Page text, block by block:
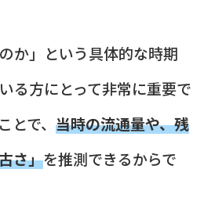
か」という具体的な時期
る方にとって非常に重要で
で、 当時の流通量や、残
さ」を推測できるからで